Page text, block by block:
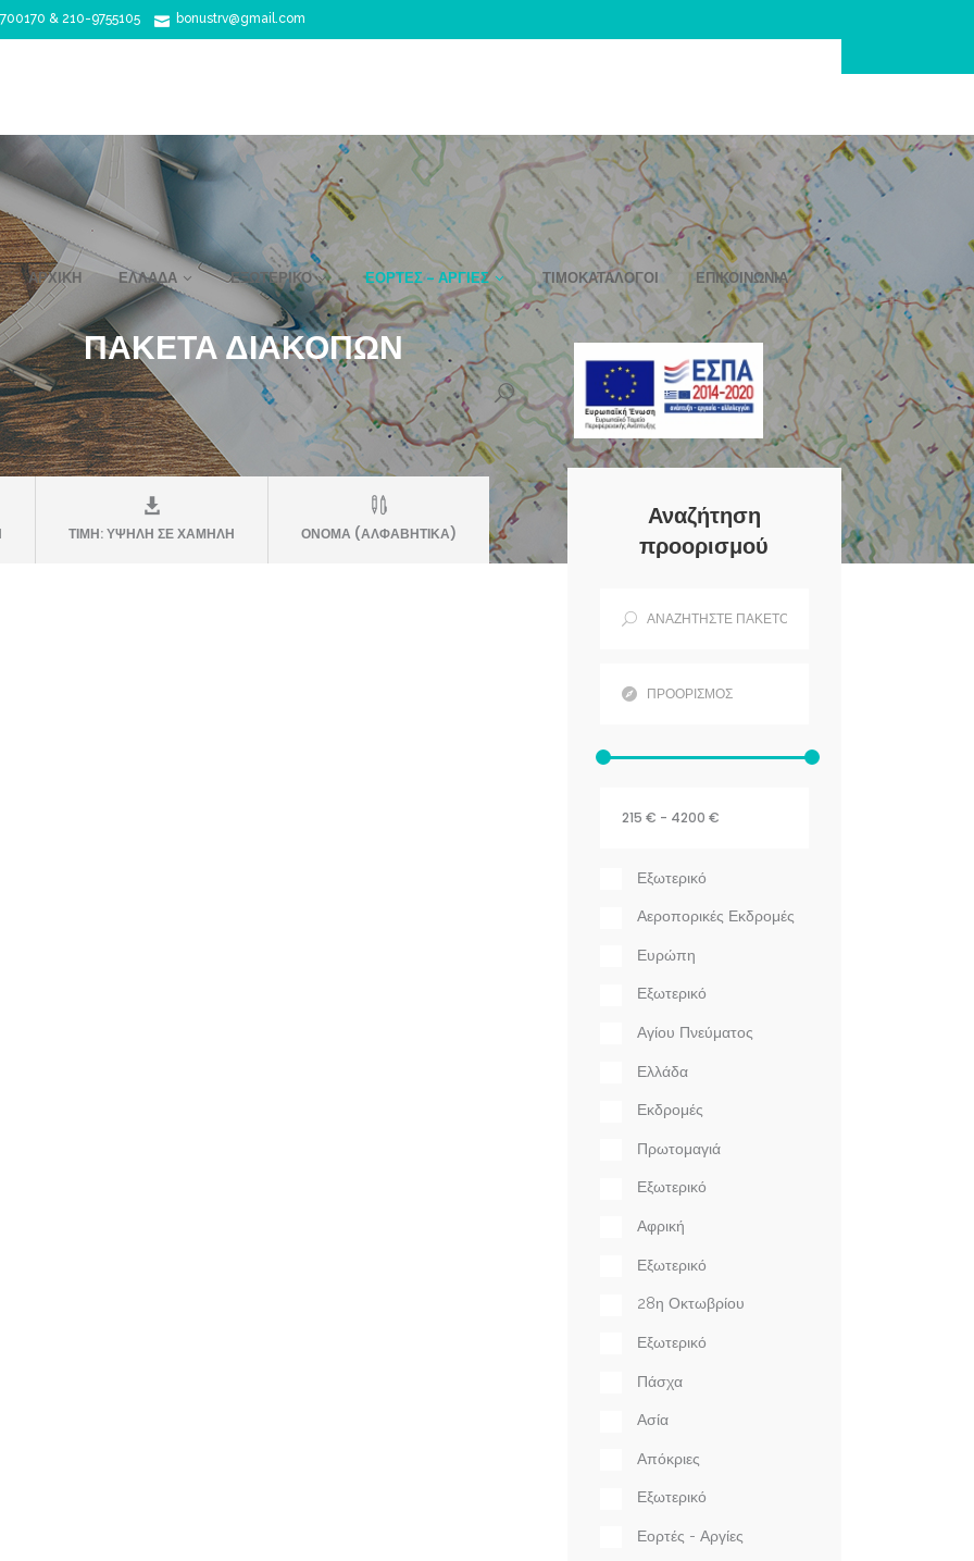
& 210-9755105 bonustrv@gmail.com
ΑΡΧΙΚΉ ΕΛΛΆΔΑ ΕΞΩΤΕΡΙΚΌ ΕΟΡΤΈΣ – ΑΡΓΊΕΣ ΤΙΜΟΚΑΤΆΛΟΓΟΙ ΕΠΙΚΟΙΝΩΝΊΑ
ΠΑΚΕΤΑ ΔΙΑΚΟΠΩΝ
ΤΙΜΗ: ΥΨΗΛΗ ΣΕ ΧΑΜΗΛΗ ΟΝΟΜΑ (ΑΛΦΑΒΗΤΙΚΑ)
Αναζήτηση
προορισμού
Εξωτερικό
Αεροπορικές Εκδρομές
Ευρώπη
Εξωτερικό
Αγίου Πνεύματος
Ελλάδα
Εκδρομές
Πρωτομαγιά
Εξωτερικό
Αφρική
Εξωτερικό
28η Οκτωβρίου
Εξωτερικό
Πάσχα
Ασία
Απόκριες
Εξωτερικό
Εορτές - Αργίες